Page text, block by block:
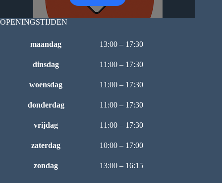
OPENINGSTIJDEN
maandag 13:00 – 17:30
dinsdag 11:00 – 17:30
woensdag 11:00 – 17:30
donderdag 11:00 – 17:30
vrijdag 11:00 – 17:30
zaterdag 10:00 – 17:00
zondag 13:00 – 16:15